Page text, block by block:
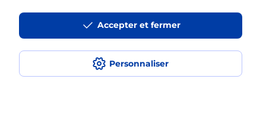
Personnaliser
Accepter et fermer
Accessibilité : partiellement conforme
Conditions contractuelles
Mentions légales